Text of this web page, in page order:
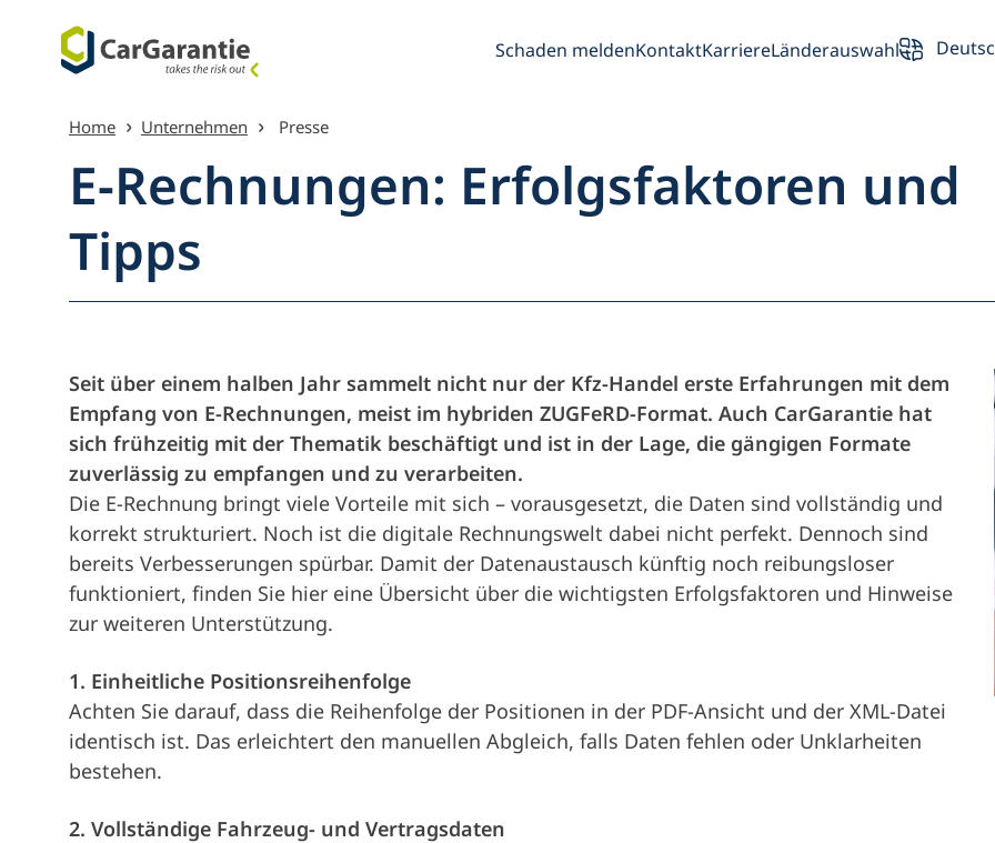
Zum Inhalt springen
Schaden meldenKontaktKarriereLänderauswahl
Partner
Service &
Partner
Fahrzeughalter
Unternehmen
Karriere
Presse
Home Unternehmen Presse
E-Rechnungen: Erfolgsfaktoren und
Tipps
Seit über einem halben Jahr sammelt nicht nur der Kfz-Handel erste Erfahrungen mit dem
Empfang von E-Rechnungen, meist im hybriden ZUGFeRD-Format. Auch CarGarantie hat
sich frühzeitig mit der Thematik beschäftigt und ist in der Lage, die gängigen Formate
zuverlässig zu empfangen und zu verarbeiten.
Die E-Rechnung bringt viele Vorteile mit sich – vorausgesetzt, die Daten sind vollständig und
korrekt strukturiert. Noch ist die digitale Rechnungswelt dabei nicht perfekt. Dennoch sind
bereits Verbesserungen spürbar. Damit der Datenaustausch künftig noch reibungsloser
funktioniert, finden Sie hier eine Übersicht über die wichtigsten Erfolgsfaktoren und Hinweise
zur weiteren Unterstützung.
1. Einheitliche Positionsreihenfolge
Achten Sie darauf, dass die Reihenfolge der Positionen in der PDF-Ansicht und der XML-Datei
identisch ist. Das erleichtert den manuellen Abgleich, falls Daten fehlen oder Unklarheiten
bestehen.
2. Vollständige Fahrzeug- und Vertragsdaten